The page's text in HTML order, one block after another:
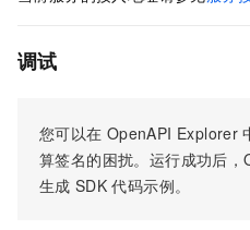
调试
您可以在 OpenAPI Explorer
算签名的困扰。运行成功后
生成 SDK 代码示例。